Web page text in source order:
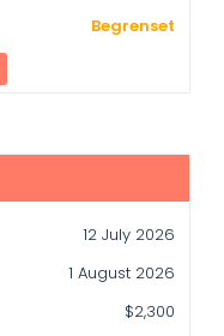
Begrenset
12 July 2026
1 August 2026
$2,300